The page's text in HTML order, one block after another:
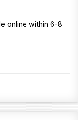
online within 6-8